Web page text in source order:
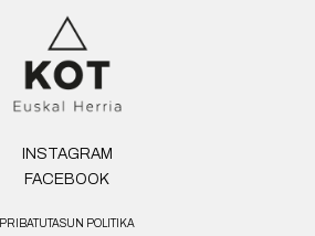
INSTAGRAM
FACEBOOK
PRIBATUTASUN POLITIKA